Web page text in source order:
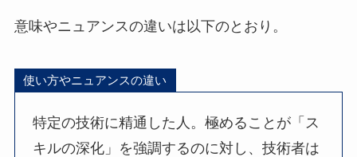
意味やニュアンスの違いは以下のとおり。
使い方やニュアンスの違い
特定の技術に精通した人。極めることが「ス
キルの深化」を強調するのに対し、技術者は